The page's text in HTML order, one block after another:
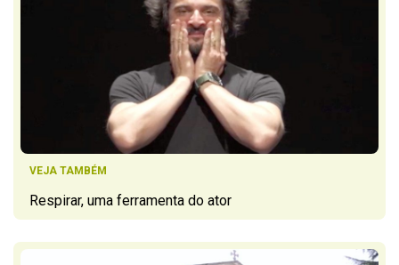
VEJA TAMBÉM
Respirar, uma ferramenta do ator